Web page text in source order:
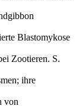
Blastomykose
Zootieren. S.
ihre
von